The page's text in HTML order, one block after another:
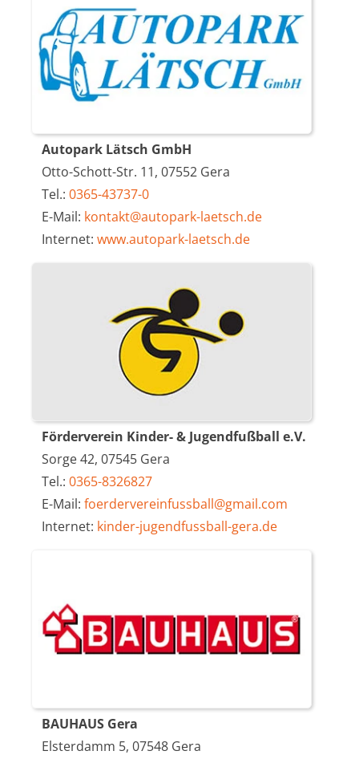
Autopark Lätsch GmbH
Otto-Schott-Str. 11, 07552 Gera
Tel.:0365-43737-0
E-Mail: kontakt@autopark-laetsch.de
Internet:www.autopark-laetsch.de
Förderverein Kinder- & Jugendfußball e.V.
Sorge 42, 07545 Gera
Tel.:0365-8326827
E-Mail:foerdervereinfussball@gmail.com
Internet: kinder-jugendfussball-gera.de
BAUHAUS Gera
Elsterdamm 5, 07548 Gera